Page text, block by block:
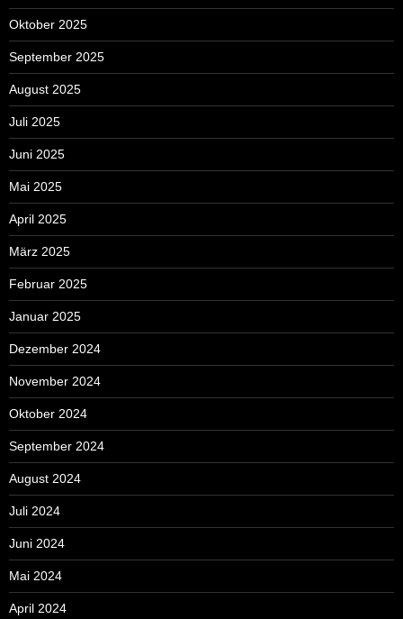
Oktober 2025
September 2025
August 2025
Juli 2025
Juni 2025
Mai 2025
April 2025
März 2025
Februar 2025
Januar 2025
Dezember 2024
November 2024
Oktober 2024
September 2024
August 2024
Juli 2024
Juni 2024
Mai 2024
April 2024